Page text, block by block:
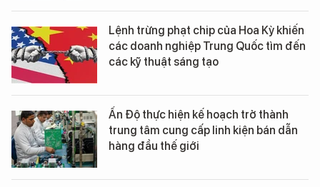
Lệnh trừng phạt chip của Hoa Kỳ khiến
các doanh nghiệp Trung Quốc tìm đến
các kỹ thuật sáng tạo
Ấn Độ thực hiện kế hoạch trở thành
trung tâm cung cấp linh kiện bán dẫn
hàng đầu thế giới